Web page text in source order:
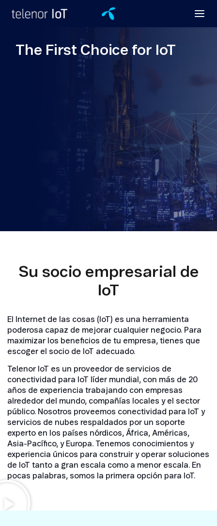
The First Choice for IoT
Su socio empresarial de
IoT
El Internet de las cosas (IoT) es una herramienta
poderosa capaz de mejorar cualquier negocio. Para
maximizar los beneficios de tu empresa, tienes que
escoger el socio de IoT adecuado.
Telenor IoT es un proveedor de servicios de
conectividad para IoT líder mundial, con más de 20
años de experiencia trabajando con empresas
alrededor del mundo, compañías locales y el sector
público. Nosotros proveemos conectividad para IoT y
servicios de nubes respaldados por un soporte
experto en los países nórdicos, África, Américas,
Asia-Pacífico, y Europa. Tenemos conocimientos y
experiencia únicos para construir y operar soluciones
de IoT tanto a gran escala como a menor escala. En
pocas palabras, somos la primera opción para IoT.